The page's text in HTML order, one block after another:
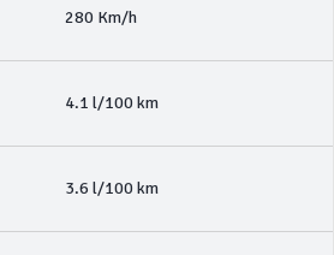
280 Km/h
4.1 l/100 km
3.6 l/100 km